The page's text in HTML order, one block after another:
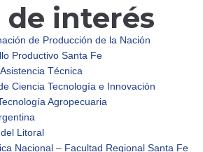
de interés
de Producción de la Nación
Productivo Santa Fe
Técnica
Ciencia Tecnología e Innovación
Agropecuaria
Litoral
Nacional – Facultad Regional Santa Fe